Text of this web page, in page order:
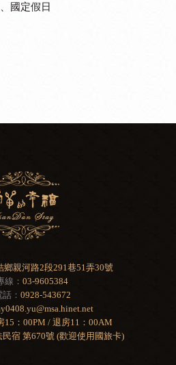
國定假日
鄉親河路2段291巷51弄30號
線： 03-9605384
： 0928-543672
15：00PM / 退房11：00AM
民宿 第670號 (歡迎使用國旅卡)